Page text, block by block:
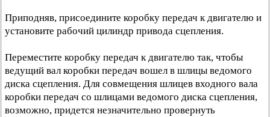
Приподняв, присоедините коробку передач к двигателю и
установите рабочий цилиндр привода сцепления.
Переместите коробку передач к двигателю так, чтобы
ведущий вал коробки передач вошел в шлицы ведомого
диска сцепления. Для совмещения шлицев входного вала
коробки передач со шлицами ведомого диска сцепления,
возможно, придется незначительно провернуть